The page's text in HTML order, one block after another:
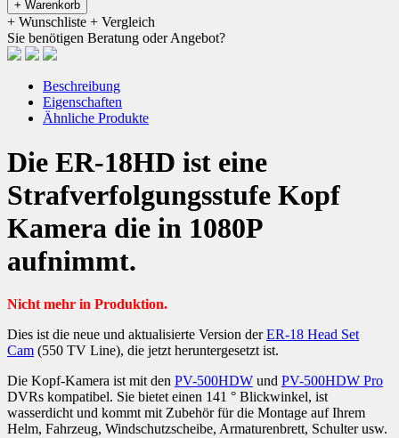
+ Warenkorb
+ Wunschliste + Vergleich
Sie benötigen Beratung oder Angebot?
Beschreibung
Eigenschaften
Ähnliche Produkte
Die ER-18HD ist eine
Strafverfolgungsstufe Kopf
Kamera die in 1080P
aufnimmt.
Nicht mehr in Produktion.
Dies ist die neue und aktualisierte Version derER-18 Head Set
Cam (550 TV Line), die jetzt heruntergesetzt ist.
Die Kopf-Kamera ist mit den PV-500HDW und PV-500HDW Pro
DVRs kompatibel. Sie bietet einen 141 ° Blickwinkel, ist
wasserdicht und kommt mit Zubehör für die Montage auf Ihrem
Helm, Fahrzeug, Windschutzscheibe, Armaturenbrett, Schulter usw.